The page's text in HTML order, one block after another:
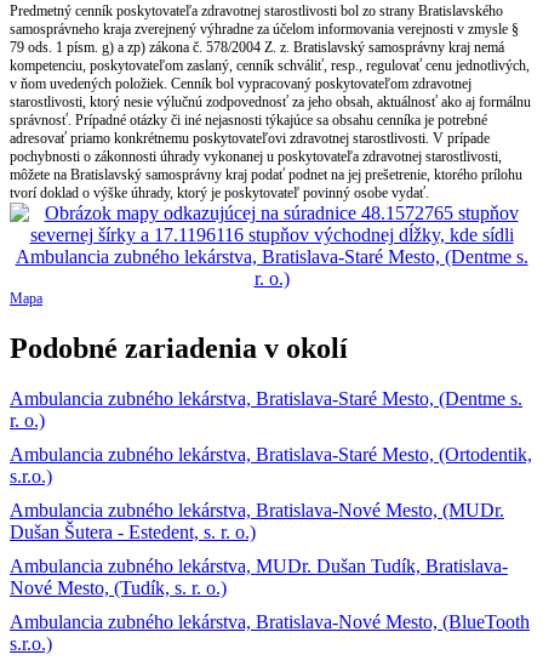
Predmetný cenník poskytovateľa zdravotnej starostlivosti bol zo strany Bratislavského
samosprávneho kraja zverejnený výhradne za účelom informovania verejnosti v zmysle §
79 ods. 1 písm. g) a zp) zákona č. 578/2004 Z. z. Bratislavský samosprávny kraj nemá
kompetenciu, poskytovateľom zaslaný, cenník schváliť, resp., regulovať cenu jednotlivých,
v ňom uvedených položiek. Cenník bol vypracovaný poskytovateľom zdravotnej
starostlivosti, ktorý nesie výlučnú zodpovednosť za jeho obsah, aktuálnosť ako aj formálnu
správnosť. Prípadné otázky či iné nejasnosti týkajúce sa obsahu cenníka je potrebné
adresovať priamo konkrétnemu poskytovateľovi zdravotnej starostlivosti. V prípade
pochybnosti o zákonnosti úhrady vykonanej u poskytovateľa zdravotnej starostlivosti,
môžete na Bratislavský samosprávny kraj podať podnet na jej prešetrenie, ktorého prílohu
tvorí doklad o výške úhrady, ktorý je poskytovateľ povinný osobe vydať.
Mapa
Podobné zariadenia v okolí
Ambulancia zubného lekárstva, Bratislava-Staré Mesto, (Dentme s.
r. o.)
Ambulancia zubného lekárstva, Bratislava-Staré Mesto, (Ortodentik,
s.r.o.)
Ambulancia zubného lekárstva, Bratislava-Nové Mesto, (MUDr.
Dušan Šutera - Estedent, s. r. o.)
Ambulancia zubného lekárstva, MUDr. Dušan Tudík, Bratislava-
Nové Mesto, (Tudík, s. r. o.)
Ambulancia zubného lekárstva, Bratislava-Nové Mesto, (BlueTooth
s.r.o.)